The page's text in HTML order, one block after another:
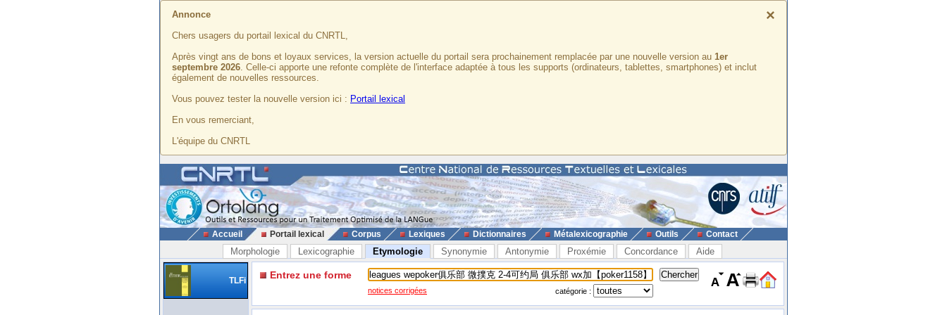
×
Annonce
Chers usagers du portail lexical du CNRTL,
Après vingt ans de bons et loyaux services, la version actuelle du portail sera prochainement remplacée par une nouvelle version au 1er
septembre 2026. Celle-ci apporte une refonte complète de l'interface adaptée à tous les supports (ordinateurs, tablettes, smartphones) et inclut
également de nouvelles ressources.
Vous pouvez tester la nouvelle version ici : Portail lexical
En vous remerciant,
L'équipe du CNRTL
Accueil Portail lexical Corpus Lexiques Dictionnaires Métalexicographie Outils Contact
Morphologie Lexicographie Etymologie Synonymie Antonymie Proxémie Concordance Aide
TLFi Entrez une forme
notices corrigées catégorie :